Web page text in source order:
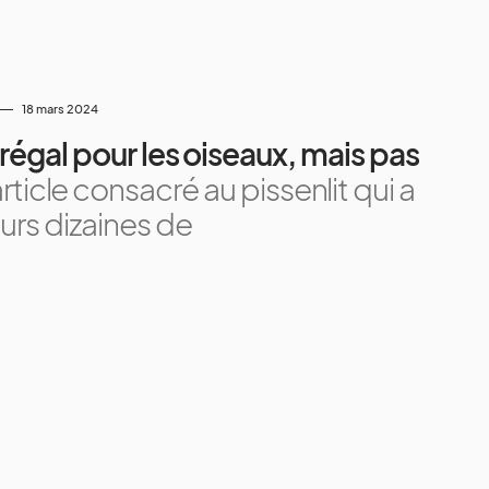
18 mars 2024
pour les oiseaux, mais pas
consacré au pissenlit qui a
dizaines de